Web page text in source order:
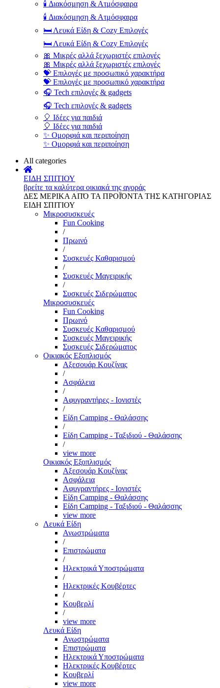
🕯️ Διακόσμηση & Ατμόσφαιρα
🕯️ Διακόσμηση & Ατμόσφαιρα
🛏️ Λευκά Είδη & Cozy Επιλογές
🛏️ Λευκά Είδη & Cozy Επιλογές
🎀 Μικρές αλλά ξεχωριστές επιλογές
🎀 Μικρές αλλά ξεχωριστές επιλογές
💝 Επιλογές με προσωπικό χαρακτήρα
💝 Επιλογές με προσωπικό χαρακτήρα
🎧 Tech επιλογές & gadgets
🎧 Tech επιλογές & gadgets
🎈 Ιδέες για παιδιά
🎈 Ιδέες για παιδιά
✨ Ομορφιά και περιποίηση
✨ Ομορφιά και περιποίηση
All categories
ΕΙΔΗ ΣΠΙΤΙΟΥ
βρείτε τα καλύτερα οικιακά της αγοράς
ΔΕΣ ΜΕΡΙΚΑ ΑΠΌ ΤΑ ΠΡΟΪΌΝΤΑ ΤΗΣ ΚΑΤΗΓΟΡΙΑΣ
ΕΙΔΗ ΣΠΙΤΙΟΥ
Μικροσυσκευές
Fun Cooking
/
Πρωινό
/
Συσκευές Καθαρισμού
/
Συσκευές Μαγειρικής
/
Συσκευές Σιδερώματος
Μικροσυσκευές
Fun Cooking
Πρωινό
Συσκευές Καθαρισμού
Συσκευές Μαγειρικής
Συσκευές Σιδερώματος
Οικιακός Εξοπλισμός
Αξεσουάρ Κουζίνας
/
Ασφάλεια
/
Αφυγραντήρες - Ιονιστές
/
Είδη Camping - Θαλάσσης
/
Είδη Camping - Ταξιδιού - Θαλάσσης
/
view more
Οικιακός Εξοπλισμός
Αξεσουάρ Κουζίνας
Ασφάλεια
Αφυγραντήρες - Ιονιστές
Είδη Camping - Θαλάσσης
Είδη Camping - Ταξιδιού - Θαλάσσης
view more
Λευκά Είδη
Ανωστρώματα
/
Επιστρώματα
/
Ηλεκτρικά Υποστρώματα
/
Ηλεκτρικές Κουβέρτες
/
Κουβερλί
/
view more
Λευκά Είδη
Ανωστρώματα
Επιστρώματα
Ηλεκτρικά Υποστρώματα
Ηλεκτρικές Κουβέρτες
Κουβερλί
view more